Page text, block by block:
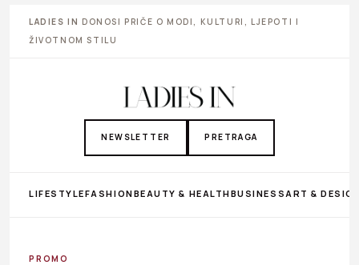
LADIES IN DONOSI PRIČE O MODI, KULTURI, LJEPOTI I
ŽIVOTNOM STILU
NEWSLETTER PRETRAGA
LIFESTYLEFASHIONBEAUTY & HEALTHBUSINESS ART &
PROMO